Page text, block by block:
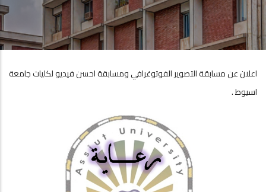
اعلان عن مسابقة التصوير الفوتوغرافي ومسابقة احسن فيديو لكليات جامعة
اسيوط .